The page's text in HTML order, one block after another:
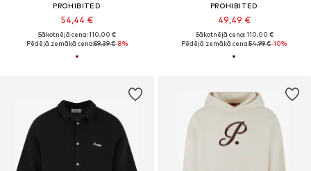
PROHIBITED
54,44 €
Sākotnējā cena: 110,00 €
Pēdējā zemākā cena:59,39 €-8%
PROHIBITED
49,49 €
Sākotnējā cena: 110,00 €
Pēdējā zemākā cena:54,99 €-10%